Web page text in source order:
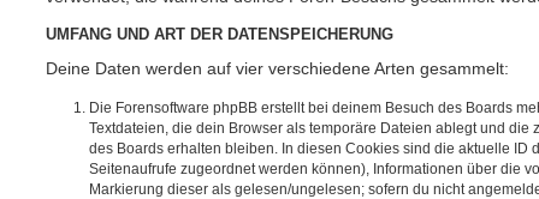
UMFANG UND ART DER DATENSPEICHERUNG
Deine Daten werden auf vier verschiedene Arten gesammelt:
Die Forensoftware phpBB erstellt bei deinem Besuch des Boards
Textdateien, die dein Browser als temporäre Dateien ablegt und die
des Boards erhalten bleiben. In diesen Cookies sind die aktuelle ID
Seitenaufrufe zugeordnet werden können), Informationen über die
Markierung dieser als gelesen/ungelesen; sofern du nicht